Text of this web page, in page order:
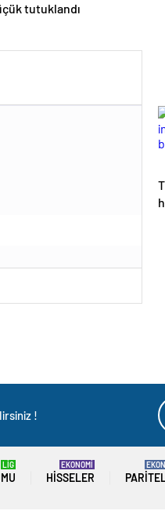
tutuklandı
!
LİG
HISSELER
EKONOMİ